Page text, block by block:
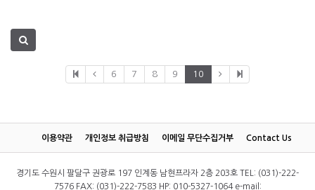
6 7 8 9 10
이용약관 개인정보 취급방침 이메일 무단수집거부 Contact Us
경기도 수원시 팔달구 권광로 197 인계동 남현프라자 2층 203호 TEL: (031)-222-
7576 FAX: (031)-222-7583 HP: 010-5327-1064 e-mail: